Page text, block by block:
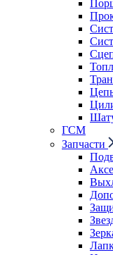
ГСМ
Запчасти